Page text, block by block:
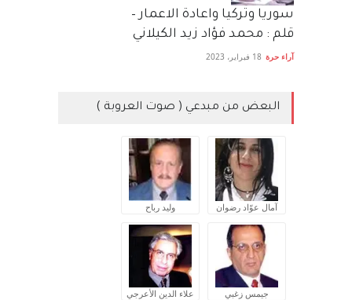
سوريا وتركيا واعادة الاعمار –
قلم : محمد فؤاد زيد الكيلاني
آراء حرة 18 فبراير، 2023
البعض من مبدعي ( صوت العروبة )
آمال عوّاد رضوان وليد رباح
جيمس زغبي علاء الدين الأعرجي